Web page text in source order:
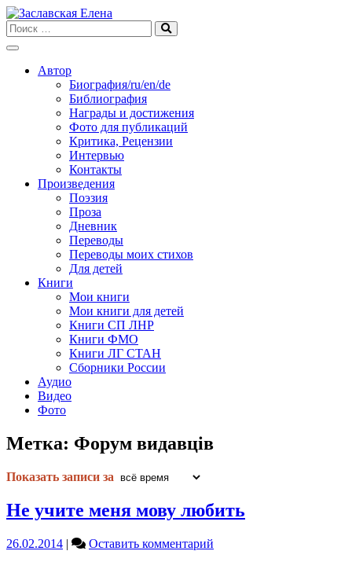
Skip
to
content
Автор
Биография/ru/en/de
Библиография
Награды и достижения
Фото для публикаций
Критика, Рецензии
Интервью
Контакты
Произведения
Поэзия
Проза
Дневник
Переводы
Переводы моих стихов
Для детей
Книги
Мои книги
Мои книги для детей
Книги СП ЛНР
Книги ФМО
Книги ЛГ СТАН
Сборники России
Аудио
Видео
Фото
Метка: Форум видавців
Показать записи за
Не учите меня мову любить
26.02.2014 | Оставить комментарий